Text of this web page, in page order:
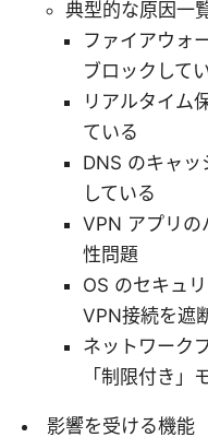
典型的な原因一
ファイアウォ
ブロックして
リアルタイム
ている
DNS のキャッ
している
VPN アプリの
性問題
OS のセキュ
VPN接続を遮
ネットワーク
「制限付き」
影響を受ける機能